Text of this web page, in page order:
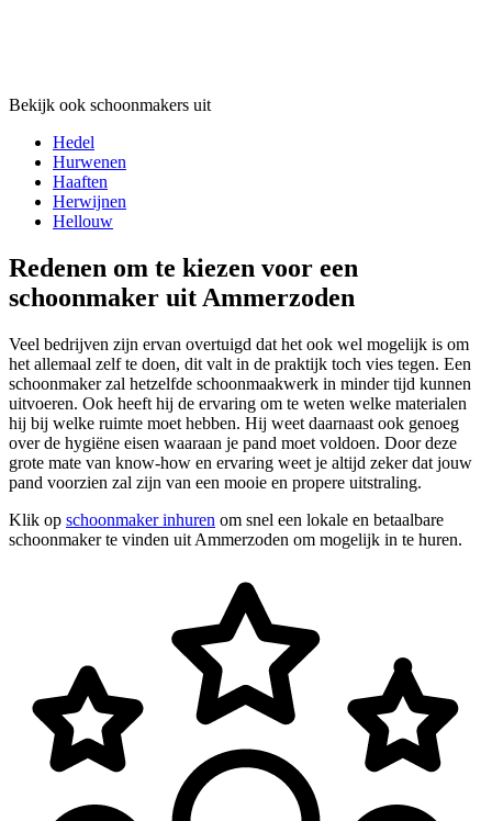
Bekijk ook schoonmakers uit
Hedel
Hurwenen
Haaften
Herwijnen
Hellouw
Redenen om te kiezen voor een
schoonmaker uit Ammerzoden
Veel bedrijven zijn ervan overtuigd dat het ook wel mogelijk is om
het allemaal zelf te doen, dit valt in de praktijk toch vies tegen. Een
schoonmaker zal hetzelfde schoonmaakwerk in minder tijd kunnen
uitvoeren. Ook heeft hij de ervaring om te weten welke materialen
hij bij welke ruimte moet hebben. Hij weet daarnaast ook genoeg
over de hygiëne eisen waaraan je pand moet voldoen. Door deze
grote mate van know-how en ervaring weet je altijd zeker dat jouw
pand voorzien zal zijn van een mooie en propere uitstraling.
Klik op schoonmaker inhuren om snel een lokale en betaalbare
schoonmaker te vinden uit Ammerzoden om mogelijk in te huren.